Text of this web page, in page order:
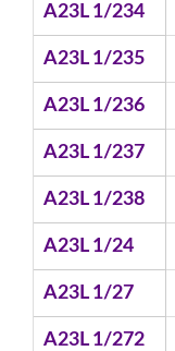
A23L 1/234
A23L 1/235
A23L 1/236
A23L 1/237
A23L 1/238
A23L 1/24
A23L 1/27
A23L 1/272